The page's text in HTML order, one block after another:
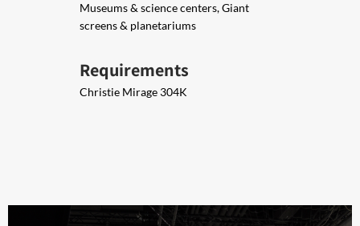
Museums & science centers, Giant
screens & planetariums
Requirements
Christie Mirage 304K​